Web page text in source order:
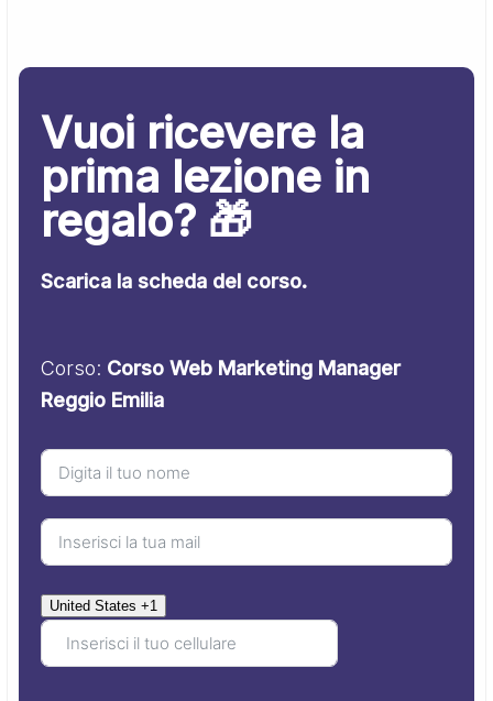
Vuoi ricevere la
prima lezione in
regalo? 🎁
Scarica la scheda del corso.
Corso: Corso Web Marketing Manager
Reggio Emilia
United States +1